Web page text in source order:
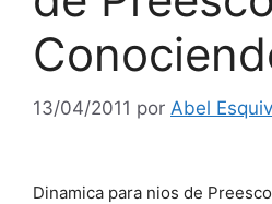
13/04/2011 por Abel
Dinamica para nios de